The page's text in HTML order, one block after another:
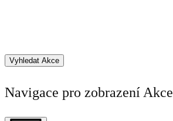
Vyhledat Akce
Navigace pro zobrazení Akce